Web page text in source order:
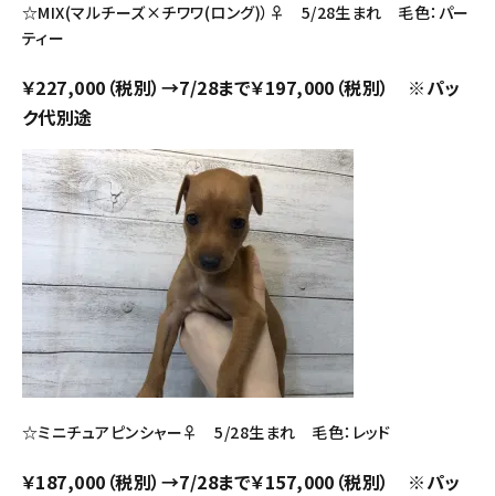
☆MIX(マルチーズ×チワワ(ロング)）♀ 5/28生まれ 毛色：パー
ティー
￥227,000（税別）→7/28まで￥197,000（税別） ※パッ
ク代別途
☆ミニチュアピンシャー♀ 5/28生まれ 毛色：レッド
￥187,000（税別）→7/28まで￥157,000（税別） ※パッ